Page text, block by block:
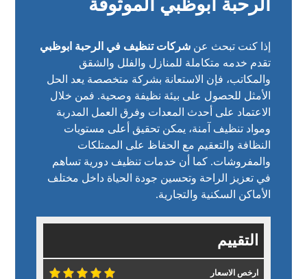
الرحبة ابوظبي الموثوقة
إذا كنت تبحث عنشركات تنظيف في الرحبة ابوظبي
تقدم خدمه متكاملة للمنازل والفلل والشقق
والمكاتب، فإن الاستعانة بشركة متخصصة يعد الحل
الأمثل للحصول على بيئة نظيفة وصحية. فمن خلال
الاعتماد على أحدث المعدات وفرق العمل المدربة
ومواد تنظيف آمنة، يمكن تحقيق أعلى مستويات
النظافة والتعقيم مع الحفاظ على الممتلكات
والمفروشات. كما أن خدمات تنظيف دورية تساهم
في تعزيز الراحة وتحسين جودة الحياة داخل مختلف
الأماكن السكنية والتجارية.
التقييم
ارخص الاسعار